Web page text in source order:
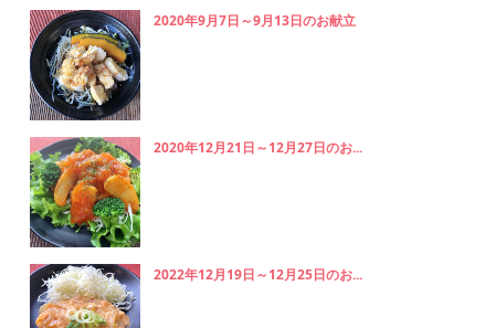
2020年9月7日～9月13日のお献立
2020年12月21日～12月27日のお...
2022年12月19日～12月25日のお...